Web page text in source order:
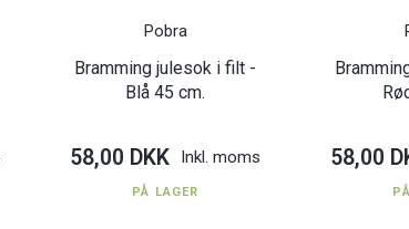
Pobra
Bramming julesok i filt -
Blå 45 cm.
58,00 DKK Inkl. moms
PÅ LAGER
58,00